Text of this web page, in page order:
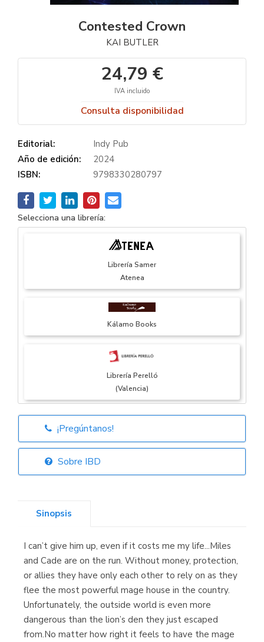
Contested Crown
KAI BUTLER
24,79 €
IVA incluido
Consulta disponibilidad
Editorial:
Indy Pub
Año de edición:
2024
ISBN:
9798330280797
Selecciona una librería:
Librería Samer
Atenea
Kálamo Books
Librería Perelló
(Valencia)
Librería Elías
Librería Proteo
(Málaga)
¡Pregúntanos!
Sobre IBD
Sinopsis
I can’t give him up, even if it costs me my life...Miles
and Cade are on the run. Without money, protection,
or allies they have only each other to rely on as they
flee the most powerful mage house in the country.
Unfortunately, the outside world is even more
dangerous than the lion’s den they just escaped
from.No matter how right it feels to have the mage